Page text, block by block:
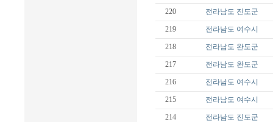
220 전라남도 진도군
219 전라남도 여수시
218 전라남도 완도군
217 전라남도 완도군
216 전라남도 여수시
215 전라남도 여수시
214 전라남도 진도군